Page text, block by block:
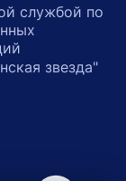
службой по
звезда"